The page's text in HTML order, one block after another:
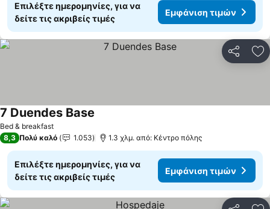
Επιλέξτε ημερομηνίες, για να
δείτε τις ακριβείς τιμές
Εμφάνιση τιμών
Bed & breakfast
7 Duendes Base
8,3 Πολύ καλό 1.053 1.3 χλμ. από: Κέντρο πόλης
Επιλέξτε ημερομηνίες, για να
δείτε τις ακριβείς τιμές
Εμφάνιση τιμών